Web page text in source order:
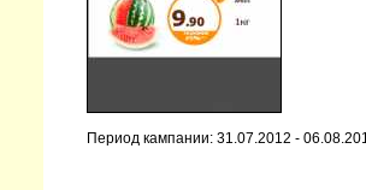
Период кампании: 31.07.2012 -